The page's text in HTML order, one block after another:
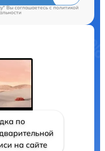
Вы соглашаетесь cполитикой
по
на сайте